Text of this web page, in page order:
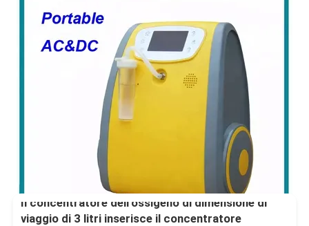
Il concentratore dell'ossigeno di dimensione di
viaggio di 3 litri inserisce il concentratore